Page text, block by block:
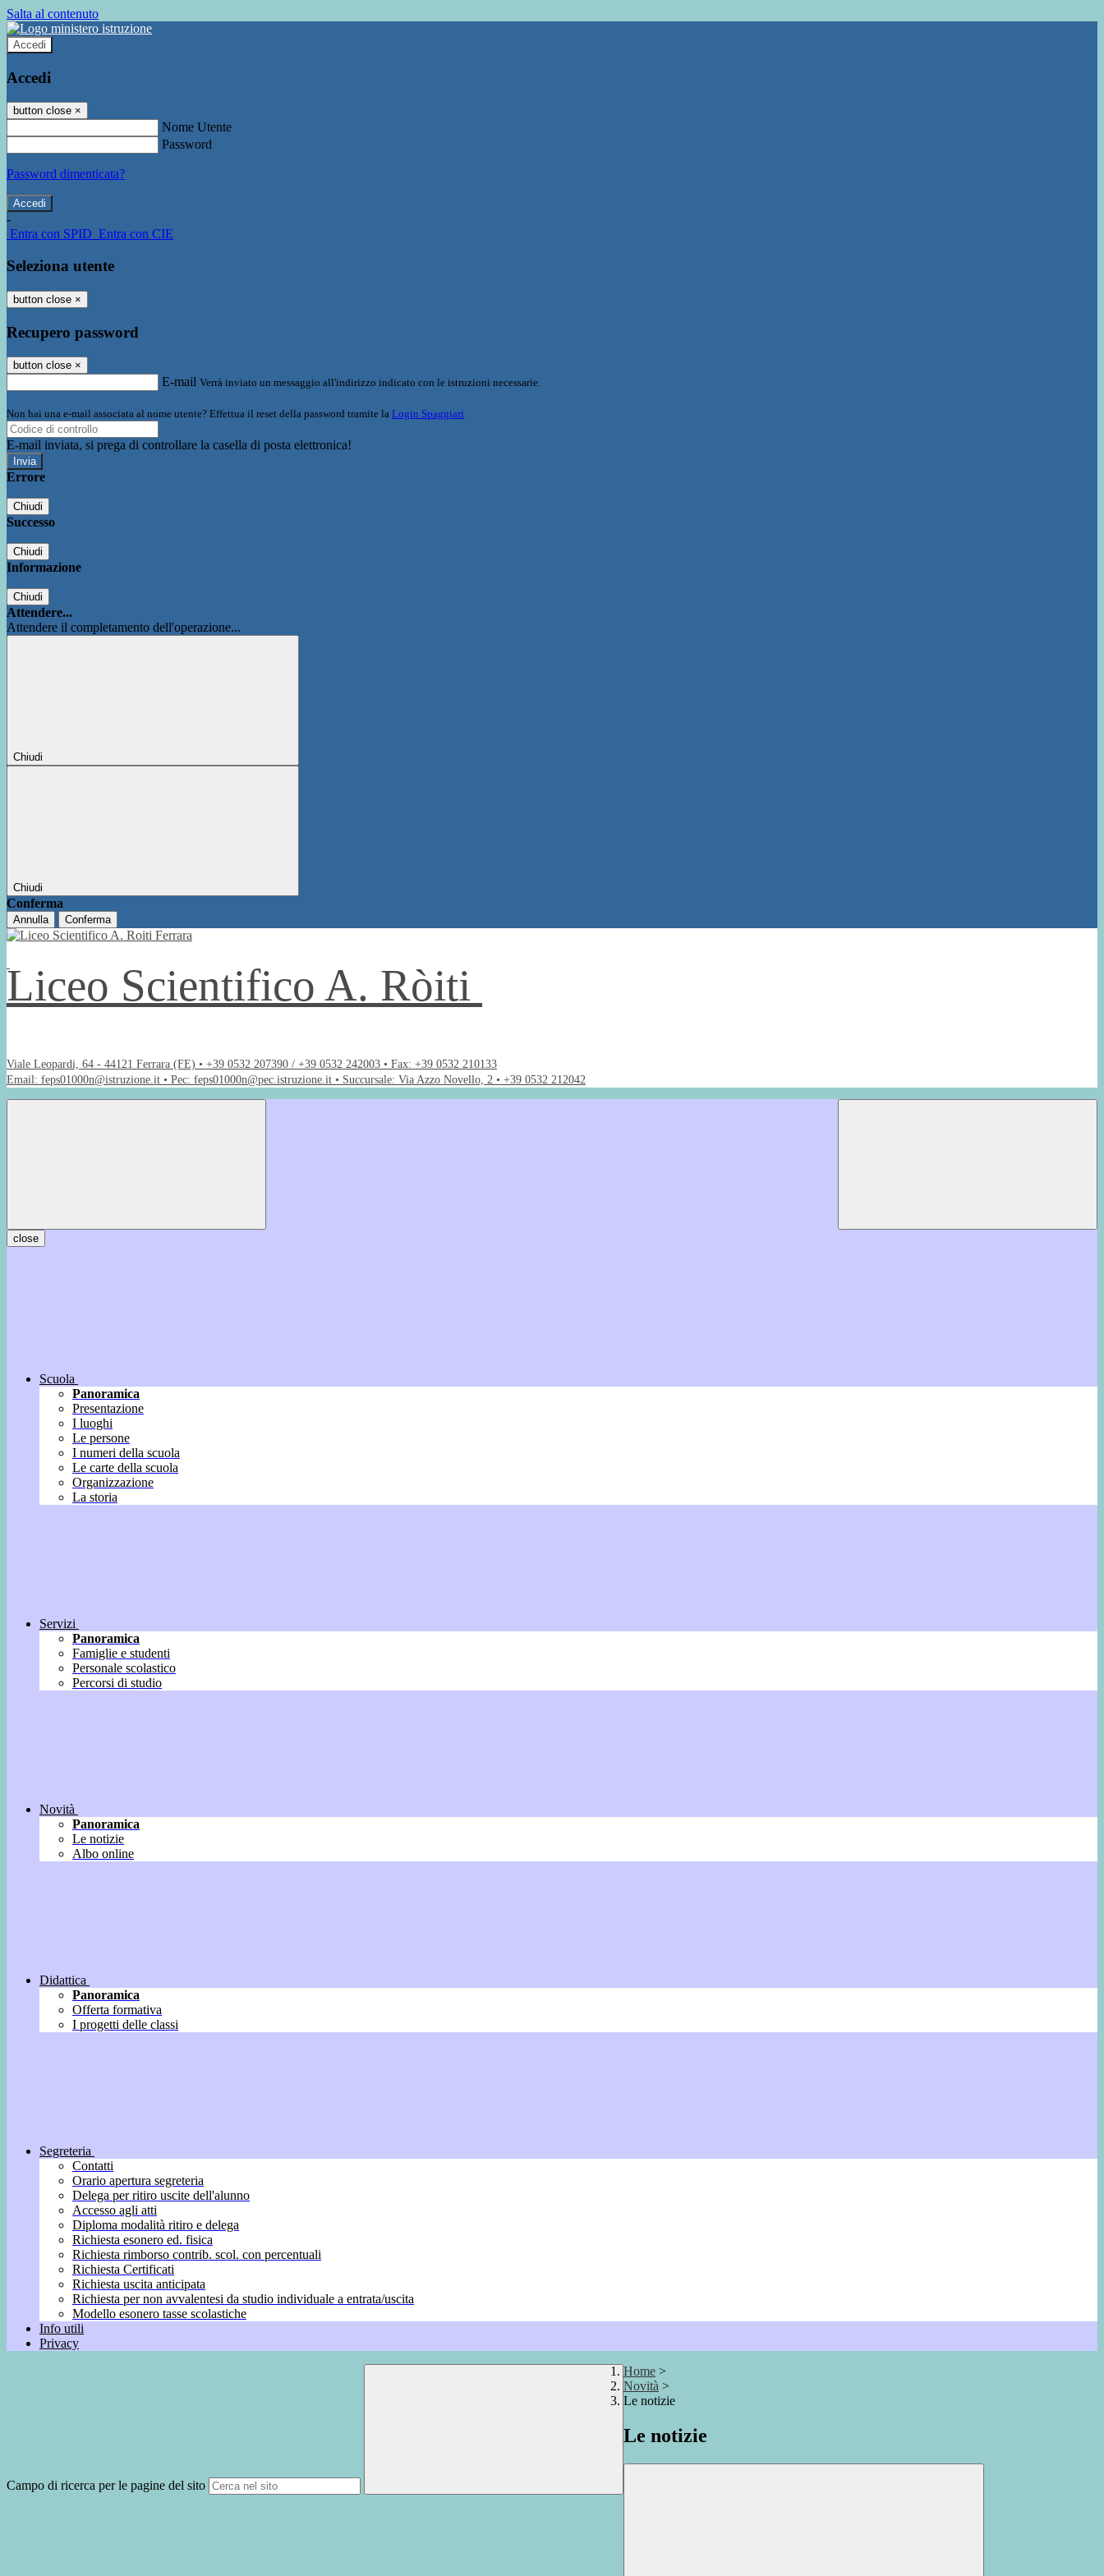
Salta al contenuto
Accedi
Accedi
button close ×
Nome Utente
Password
Password dimenticata?
-
Entra con SPID Entra con CIE
Seleziona utente
button close ×
Recupero password
button close ×
E-mail Verrà inviato un messaggio all'indirizzo indicato con le istruzioni necessarie.
Non hai una e-mail associata al nome utente? Effettua il reset della password tramite la Login Spaggiari
E-mail inviata, si prega di controllare la casella di posta elettronica!
Errore
Chiudi
Successo
Chiudi
Informazione
Chiudi
Attendere...
Attendere il completamento dell'operazione...
Chiudi
Chiudi
Conferma
Annulla Conferma
Liceo Scientifico A. Ròiti
Viale Leopardi, 64 - 44121 Ferrara (FE) • +39 0532 207390 / +39 0532 242003 • Fax: +39 0532 210133
Email: feps01000n@istruzione.it • Pec: feps01000n@pec.istruzione.it • Succursale: Via Azzo Novello, 2 • +39 0532 212042
close
Scuola
Panoramica
Presentazione
I luoghi
Le persone
I numeri della scuola
Le carte della scuola
Organizzazione
La storia
Servizi
Panoramica
Famiglie e studenti
Personale scolastico
Percorsi di studio
Novità
Panoramica
Le notizie
Albo online
Didattica
Panoramica
Offerta formativa
I progetti delle classi
Segreteria
Contatti
Orario apertura segreteria
Delega per ritiro uscite dell'alunno
Accesso agli atti
Diploma modalità ritiro e delega
Richiesta esonero ed. fisica
Richiesta rimborso contrib. scol. con percentuali
Richiesta Certificati
Richiesta uscita anticipata
Richiesta per non avvalentesi da studio individuale a entrata/uscita
Modello esonero tasse scolastiche
Info utili
Privacy
Campo di ricerca per le pagine del sito
Home >
Novità >
Le notizie
Le notizie